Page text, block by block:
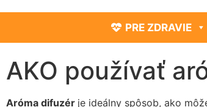
PRE ZDRAVIE
AKO používať
Aróma difuzér je ideálny spôsob, ako